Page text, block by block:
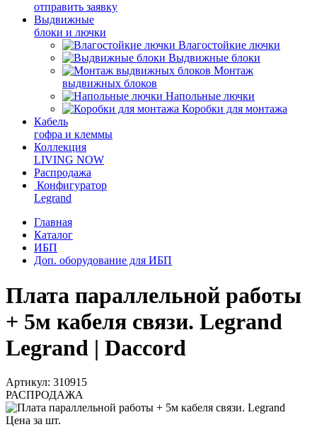
отправить заявку
Выдвижные
блоки и лючки
Влагостойкие лючки
Выдвижные блоки
Монтаж
выдвижных блоков
Напольные лючки
Коробки для монтажа
Кабель
гофра и клеммы
Коллекция
LIVING NOW
Распродажа
Конфигуратор
Legrand
Главная
Каталог
ИБП
Доп. оборудование для ИБП
Плата параллельной работы
+ 5м кабеля связи. Legrand
Legrand | Daccord
Артикул: 310915
РАСПРОДАЖА
Цена за шт.